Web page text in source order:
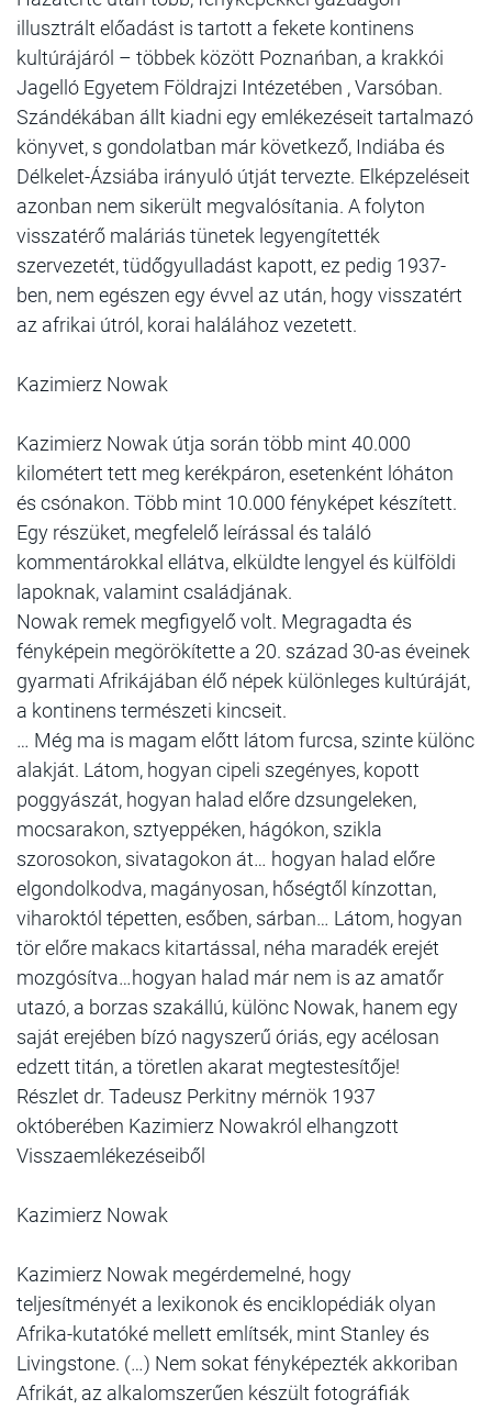
illusztrált előadást is tartott a fekete kontinens
kultúrájáról – többek között Poznańban, a krakkói
Jagelló Egyetem Földrajzi Intézetében , Varsóban.
Szándékában állt kiadni egy emlékezéseit tartalmazó
könyvet, s gondolatban már következő, Indiába és
Délkelet-Ázsiába irányuló útját tervezte. Elképzeléseit
azonban nem sikerült megvalósítania. A folyton
visszatérő maláriás tünetek legyengítették
szervezetét, tüdőgyulladást kapott, ez pedig 1937-
ben, nem egészen egy évvel az után, hogy visszatért
az afrikai útról, korai halálához vezetett.
Kazimierz Nowak
Kazimierz Nowak útja során több mint 40.000
kilométert tett meg kerékpáron, esetenként lóháton
és csónakon. Több mint 10.000 fényképet készített.
Egy részüket, megfelelő leírással és találó
kommentárokkal ellátva, elküldte lengyel és külföldi
lapoknak, valamint családjának.
Nowak remek megfigyelő volt. Megragadta és
fényképein megörökítette a 20. század 30-as éveinek
gyarmati Afrikájában élő népek különleges kultúráját,
a kontinens természeti kincseit.
… Még ma is magam előtt látom furcsa, szinte különc
alakját. Látom, hogyan cipeli szegényes, kopott
poggyászát, hogyan halad előre dzsungeleken,
mocsarakon, sztyeppéken, hágókon, szikla
szorosokon, sivatagokon át… hogyan halad előre
elgondolkodva, magányosan, hőségtől kínzottan,
viharoktól tépetten, esőben, sárban… Látom, hogyan
tör előre makacs kitartással, néha maradék erejét
mozgósítva…hogyan halad már nem is az amatőr
utazó, a borzas szakállú, különc Nowak, hanem egy
saját erejében bízó nagyszerű óriás, egy acélosan
edzett titán, a töretlen akarat megtestesítője!
Részlet dr. Tadeusz Perkitny mérnök 1937
októberében Kazimierz Nowakról elhangzott
Visszaemlékezéseiből
Kazimierz Nowak
Kazimierz Nowak megérdemelné, hogy
teljesítményét a lexikonok és enciklopédiák olyan
Afrika-kutatóké mellett említsék, mint Stanley és
Livingstone. (…) Nem sokat fényképezték akkoriban
Afrikát, az alkalomszerűen készült fotográfiák